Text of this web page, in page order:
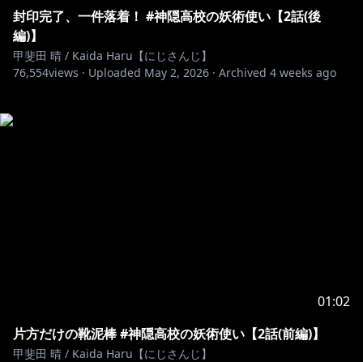
封印完了、一件落着！ #神隠高校の妖術使い【2話(後
編)】
甲斐田 晴 / Kaida Haru【にじさんじ】
76,554views · Uploaded May 2, 2026 · Archived 4 weeks ago
01:02
片方だけの靴泥棒 #神隠高校の妖術使い【2話(前編)】
甲斐田 晴 / Kaida Haru【にじさんじ】